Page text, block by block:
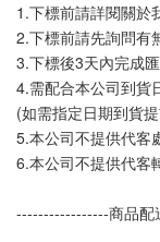
1.下標前請詳閱關於
2.下標前請先詢問有
3.下標後3天內完成
4.需配合本公司到貨
(如需指定日期到貨
5.本公司不提供代客
6.本公司不提供代客
-----------------商品